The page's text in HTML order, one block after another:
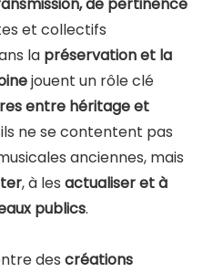
de pertinence
et collectifs
la préservation et la
jouent un rôle clé
entre héritage et
ne se contentent pas
anciennes, mais
, à les actualiser et à
publics.
des créations